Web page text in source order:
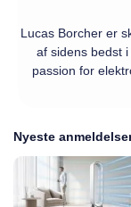
Lucas Borcher er
af sidens bedst
passion for
Nyeste